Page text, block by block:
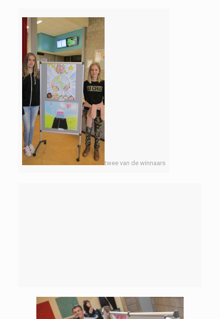
twee van de winnaars